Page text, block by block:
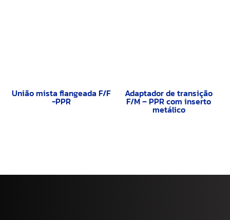
União mista flangeada F/F
-PPR
Adaptador de transição
F/M – PPR com inserto
metálico